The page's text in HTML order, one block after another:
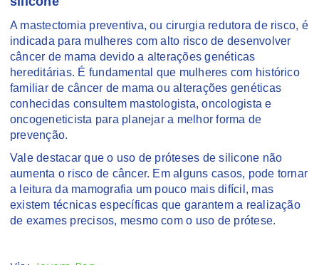
A mastectomia preventiva, ou cirurgia redutora de risco, é
indicada para mulheres com alto risco de desenvolver
câncer de mama devido a alterações genéticas
hereditárias. É fundamental que mulheres com histórico
familiar de câncer de mama ou alterações genéticas
conhecidas consultem mastologista, oncologista e
oncogeneticista para planejar a melhor forma de
prevenção.
Vale destacar que o uso de próteses de silicone não
aumenta o risco de câncer. Em alguns casos, pode tornar
a leitura da mamografia um pouco mais difícil, mas
existem técnicas específicas que garantem a realização
de exames precisos, mesmo com o uso de prótese.